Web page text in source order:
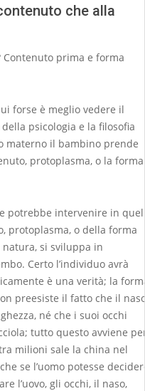
che alla
Contenuto prima e forma
forse è meglio vedere il
psicologia e la filosofia
materno il bambino prende
protoplasma, o la forma
potrebbe intervenire in quel
protoplasma, o della forma
si sviluppa in
Certo l’individuo avrà
è una verità; la
preesiste il fatto che il
né che i suoi occhi
tutto questo avviene
milioni sale la china nel
se l’uomo potesse
l’uovo, gli occhi, il naso,